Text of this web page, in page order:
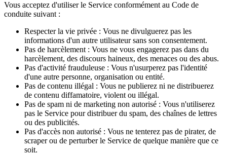
Vous acceptez d'utiliser le Service conformément au Code de
conduite suivant :
Respecter la vie privée : Vous ne divulguerez pas les
informations d'un autre utilisateur sans son consentement.
Pas de harcèlement : Vous ne vous engagerez pas dans du
harcèlement, des discours haineux, des menaces ou des abus.
Pas d'activité frauduleuse : Vous n'usurperez pas l'identité
d'une autre personne, organisation ou entité.
Pas de contenu illégal : Vous ne publierez ni ne distribuerez
de contenu diffamatoire, violent ou illégal.
Pas de spam ni de marketing non autorisé : Vous n'utiliserez
pas le Service pour distribuer du spam, des chaînes de lettres
ou des publicités.
Pas d'accès non autorisé : Vous ne tenterez pas de pirater, de
scraper ou de perturber le Service de quelque manière que ce
soit.